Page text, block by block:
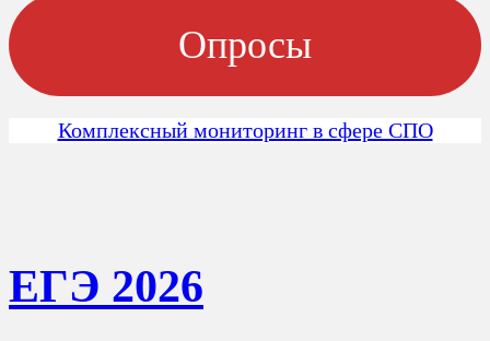
Опросы
Комплексный мониторинг в сфере СПО
ЕГЭ 2026